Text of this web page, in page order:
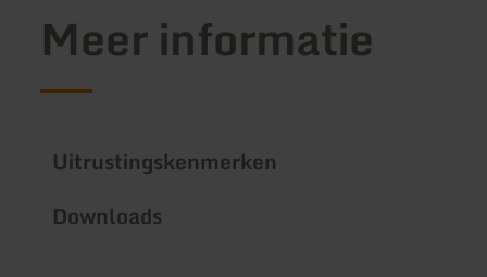
Meer informatie
Uitrustingskenmerken
Downloads